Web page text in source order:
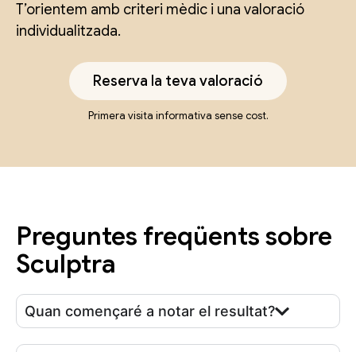
T’orientem amb criteri mèdic i una valoració
individualitzada.
Reserva la teva valoració
Primera visita informativa sense cost.
Preguntes freqüents sobre
Sculptra
Quan començaré a notar el resultat?